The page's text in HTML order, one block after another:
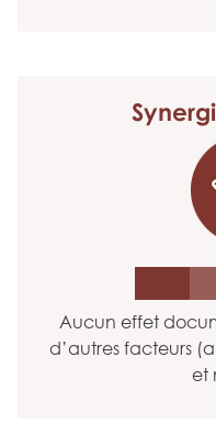
Aucun effet
d’autres facteurs
et